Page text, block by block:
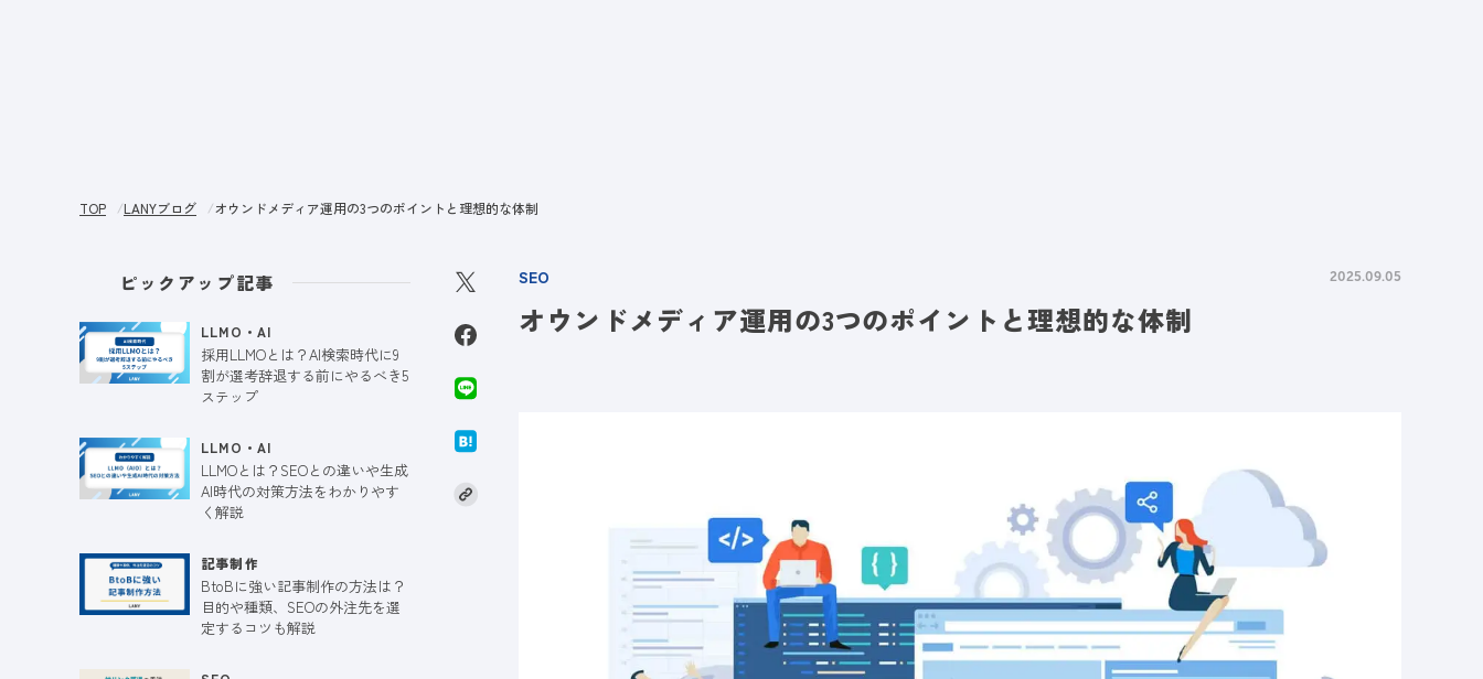
TOP LANYブログ オウンドメディア運用の3つのポイントと理想的な体制
SEO 2025.09.05
オウンドメディア運用の3つのポイントと理想的な体制
ピックアップ記事
LLMO・AI
採用LLMOとは？AI検索時代に9
割が選考辞退する前にやるべき5
ステップ
LLMO・AI
LLMOとは？SEOとの違いや生成
AI時代の対策方法をわかりやす
く解説
記事制作
BtoBに強い記事制作の方法は？
目的や種類、SEOの外注先を選
定するコツも解説